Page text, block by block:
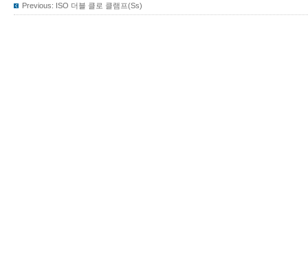
Previous: ISO 더블 클로 클램프(Ss)